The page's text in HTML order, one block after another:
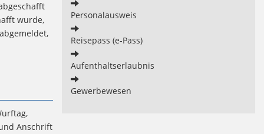
wurde,
Anschrift
Personalausweis
Reisepass (e-Pass)
Aufenthaltserlaubnis
Gewerbewesen